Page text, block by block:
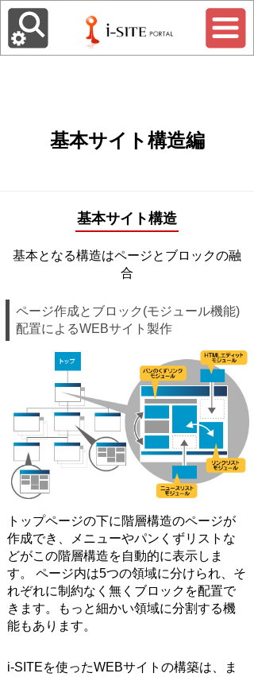
基本サイト構造編
基本サイト構造
基本となる構造はページとブロックの融
合
ページ作成とブロック(モジュール機能)
配置によるWEBサイト製作
トップページの下に階層構造のページが
作成でき、メニューやパンくずリストな
どがこの階層構造を自動的に表示しま
す。 ページ内は5つの領域に分けられ、そ
れぞれに制約なく無くブロックを配置で
きます。もっと細かい領域に分割する機
能もあります。
i-SITEを使ったWEBサイトの構築は、ま